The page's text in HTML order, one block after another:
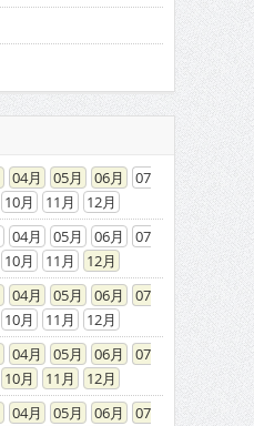
04 05 06
07
10 11
12
04 05 06
07
10 11
12
04 05 06
07
10 11
12
04 05 06
07
10 11
12
04 05 06
07